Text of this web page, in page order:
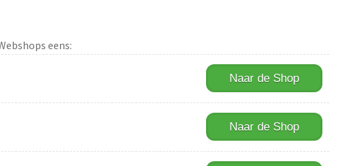
eens:
Naar de Shop
Naar de Shop